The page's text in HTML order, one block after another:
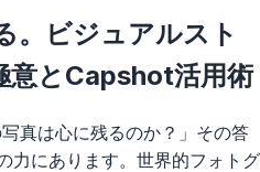
。ビジュアルスト
意とCapshot活用術
真は心に残るのか？」その答
力にあります。世界的フォトグ